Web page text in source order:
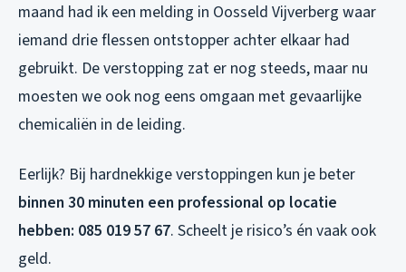
maand had ik een melding in Oosseld Vijverberg waar
iemand drie flessen ontstopper achter elkaar had
gebruikt. De verstopping zat er nog steeds, maar nu
moesten we ook nog eens omgaan met gevaarlijke
chemicaliën in de leiding.
Eerlijk? Bij hardnekkige verstoppingen kun je beter
binnen 30 minuten een professional op locatie
hebben: 085 019 57 67. Scheelt je risico’s én vaak ook
geld.